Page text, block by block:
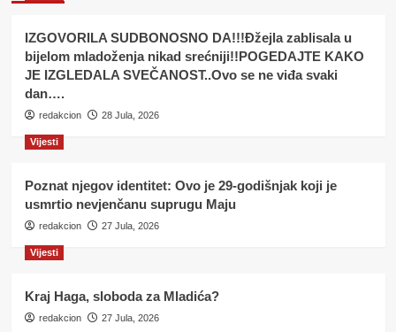
IZGOVORILA SUDBONOSNO DA!!!Đžejla zablisala u
bijelom mladoženja nikad srećniji!!POGEDAJTE KAKO
JE IZGLEDALA SVEČANOST..Ovo se ne viđa svaki
dan….
redakcion 28 Jula, 2026
Vijesti
Poznat njegov identitet: Ovo je 29-godišnjak koji je
usmrtio nevjenčanu suprugu Maju
redakcion 27 Jula, 2026
Vijesti
Kraj Haga, sloboda za Mladića?
redakcion 27 Jula, 2026